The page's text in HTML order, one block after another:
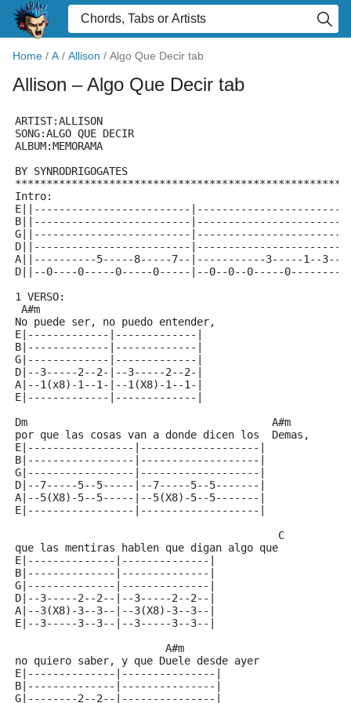
Home / A / Allison / Algo Que Decir tab
Allison – Algo Que Decir tab
ARTIST:ALLISON
SONG:ALGO QUE DECIR
ALBUM:MEMORAMA
BY SYNRODRIGOGATES
Intro:
E||-------------------------
B||-------------------------
G||-------------------------
D||-------------------------
A||----------5-----8-----7--|-----------3-----1--3--
D||--0----0-----0-----0-----|--0--0--0-----
1 VERSO:
A#m
No puede ser, no puedo entender,
E|-------------|-------------|
B|-------------|-------------|
G|-------------|-------------|
D|--3-----2--2-|--3-----2--2-|
A|--1(x8)-1--1-|--1(X8)-1--1-|
E|-------------|-------------|
Dm                                       A#m
por que las cosas van a donde dicen los  Demas,
E|-----------------|-------------------|
B|-----------------|-------------------|
G|-----------------|-------------------|
D|--7-----5--5-----|--7-----5--5-------|
A|--5(X8)-5--5-----|--5(X8)-5--5-------|
E|-----------------|-------------------|
					  C
que las mentiras hablen que digan algo que
E|--------------|--------------|
B|--------------|--------------|
G|--------------|--------------|
D|--3-----2--2--|--3-----2--2--|
A|--3(X8)-3--3--|--3(X8)-3--3--|
E|--3-----3--3--|--3-----3--3--|
                        A#m
no quiero saber, y que Duele desde ayer
E|--------------|---------------|
B|--------------|---------------|
G|--------2--2--|---------------|